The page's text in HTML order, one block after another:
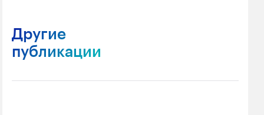
Другие
публикации